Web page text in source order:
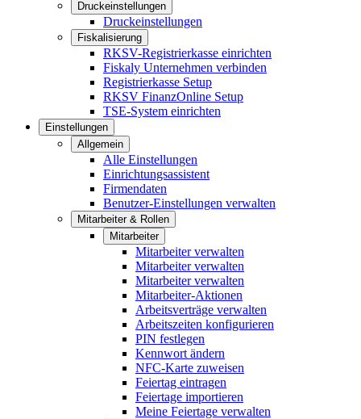
Druckeinstellungen
Druckeinstellungen
Fiskalisierung
RKSV-Registrierkasse einrichten
Fiskaly Unternehmen verbinden
Registrierkasse Setup
RKSV FinanzOnline Setup
TSE-System einrichten
Einstellungen
Allgemein
Alle Einstellungen
Einrichtungsassistent
Firmendaten
Benutzer-Einstellungen verwalten
Mitarbeiter & Rollen
Mitarbeiter
Mitarbeiter verwalten
Mitarbeiter verwalten
Mitarbeiter verwalten
Mitarbeiter-Aktionen
Arbeitsverträge verwalten
Arbeitszeiten konfigurieren
PIN festlegen
Kennwort ändern
NFC-Karte zuweisen
Feiertag eintragen
Feiertage importieren
Meine Feiertage verwalten